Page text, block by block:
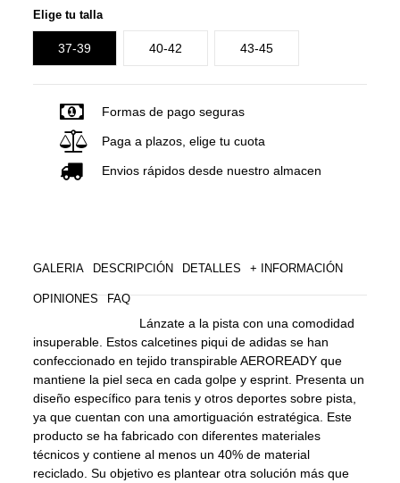
Elige tu talla
37-39 40-42 43-45
Formas de pago seguras
Paga a plazos, elige tu cuota
Envios rápidos desde nuestro almacen
GALERIA DESCRIPCIÓN DETALLES + INFORMACIÓN
OPINIONES FAQ
Lánzate a la pista con una comodidad
insuperable. Estos calcetines piqui de adidas se han
confeccionado en tejido transpirable AEROREADY que
mantiene la piel seca en cada golpe y esprint. Presenta un
diseño específico para tenis y otros deportes sobre pista,
ya que cuentan con una amortiguación estratégica. Este
producto se ha fabricado con diferentes materiales
técnicos y contiene al menos un 40% de material
reciclado. Su objetivo es plantear otra solución más que